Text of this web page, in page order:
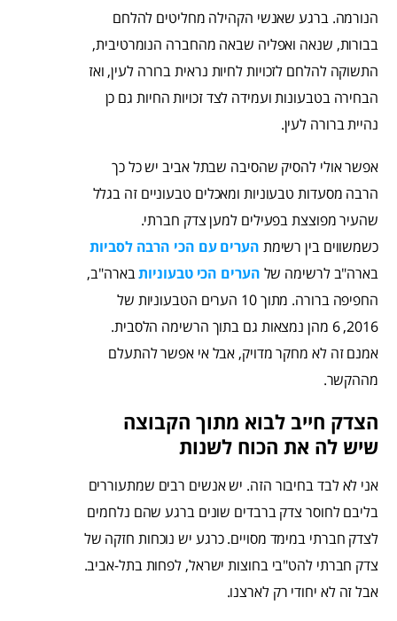
הנורמה. ברגע שאנשי הקהילה מחליטים להלחם
בבורות, שנאה ואפליה שבאה מהחברה הנומרטיבית,
התשוקה להלחם לזכויות לחיות נראית ברורה לעין, ואז
הבחירה בטבעונות ועמידה לצד זכויות החיות גם כן
נהיית ברורה לעין.
אפשר אולי להסיק שהסיבה שבתל אביב יש כל כך
הרבה מסעדות טבעוניות ומאכלים טבעוניים זה בגלל
שהעיר מפוצצת בפעילים למען צדק חברתי.
כשמשווים בין רשימת הערים עם הכי הרבה לסביות
בארה"ב לרשימה של הערים הכי טבעוניותבארה"ב,
החפיפה ברורה. מתוך 10 הערים הטבעוניות של
2016, 6 מהן נמצאות גם בתוך הרשימה הלסבית.
אמנם זה לא מחקר מדויק, אבל אי אפשר להתעלם
מההקשר.
הצדק חייב לבוא מתוך הקבוצה
שיש לה את הכוח לשנות
אני לא לבד בחיבור הזה. יש אנשים רבים שמתעוררים
בליבם לחוסר צדק ברבדים שונים ברגע שהם נלחמים
לצדק חברתי במימד מסויים. כרגע יש נוכחות חזקה של
צדק חברתי להט"בי בחוצות ישראל, לפחות בתל-אביב.
אבל זה לא יחודי רק לארצנו.